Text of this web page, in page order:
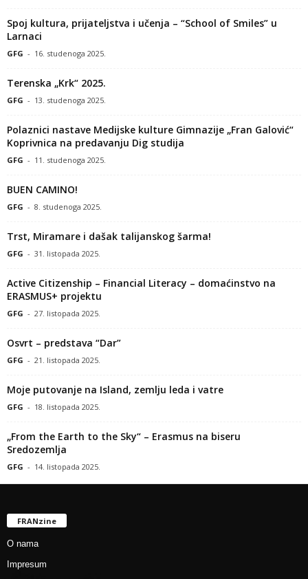
Spoj kultura, prijateljstva i učenja – “School of Smiles” u
Larnaci
GFG - 16. studenoga 2025.
Terenska „Krk“ 2025.
GFG - 13. studenoga 2025.
Polaznici nastave Medijske kulture Gimnazije „Fran Galović“
Koprivnica na predavanju Dig studija
GFG - 11. studenoga 2025.
BUEN CAMINO!
GFG - 8. studenoga 2025.
Trst, Miramare i dašak talijanskog šarma!
GFG - 31. listopada 2025.
Active Citizenship – Financial Literacy – domaćinstvo na
ERASMUS+ projektu
GFG - 27. listopada 2025.
Osvrt – predstava “Dar”
GFG - 21. listopada 2025.
Moje putovanje na Island, zemlju leda i vatre
GFG - 18. listopada 2025.
„From the Earth to the Sky“ – Erasmus na biseru
Sredozemlja
GFG - 14. listopada 2025.
FRANzine
O nama
Impresum